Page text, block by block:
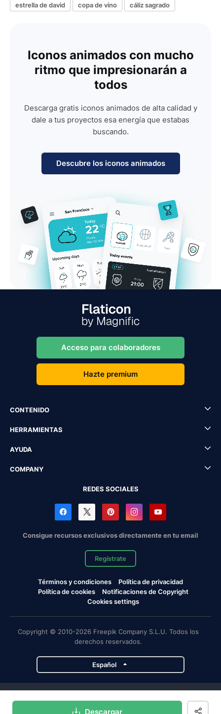
Descargar
estrella de david
copa de vino cáliz sagrado
Iconos animados con mucho
ritmo que impresionarán a
todos
Descarga gratis iconos animados de alta calidad y
dale a tus proyectos esa energía que estabas
buscando.
Descubre los iconos animados
Acceso para colaboradores
Hazte premium
CONTENIDO
HERRAMIENTAS
AYUDA
COMPANY
REDES SOCIALES
Consigue recursos exclusivos directamente en tu email
Regístrate
Términos y condiciones
Política de privacidad
Política de cookies
Notificaciones de Copyright
Cookies settings
Copyright © 2010-2026 Freepik Company S.L.U. Todos los
derechos reservados.
Español